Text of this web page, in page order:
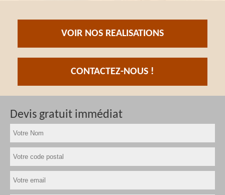
VOIR NOS REALISATIONS
CONTACTEZ-NOUS !
Devis gratuit immédiat